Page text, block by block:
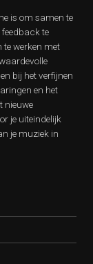
is om samen te
te
te werken met
bij het verfijnen
en het
nieuwe
je uiteindelijk
je muziek in